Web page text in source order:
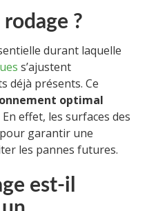
rodage ?
durant laquelle
s’ajustent
déjà présents. Ce
optimal
effet, les surfaces des
garantir une
les pannes futures.
est-il